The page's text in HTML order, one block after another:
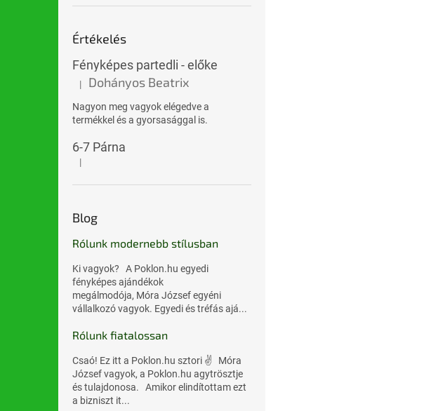
Értékelés
Fényképes partedli - előke
A termék értékelése 5-ből 5 csillag.
| Dohányos Beatrix
Nagyon meg vagyok elégedve a
termékkel és a gyorsasággal is.
6-7 Párna
A termék értékelése 5-ből 5 csillag.
|
Blog
Rólunk modernebb stílusban
Ki vagyok? A Poklon.hu egyedi
fényképes ajándékok
megálmodója, Móra József egyéni
vállalkozó vagyok. Egyedi és tréfás ajá...
Rólunk fiatalossan
Csaó! Ez itt a Poklon.hu sztori ✌️ Móra
József vagyok, a Poklon.hu agytrösztje
és tulajdonosa. Amikor elindítottam ezt
a bizniszt it...